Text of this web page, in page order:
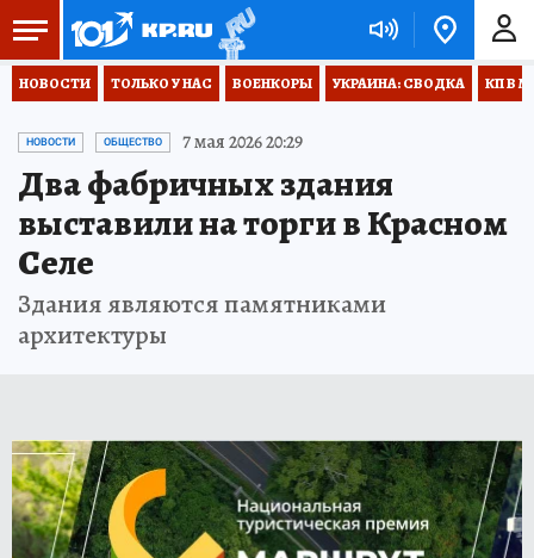
НОВОСТИ ТОЛЬКО У НАС ВОЕНКОРЫ УКРАИНА: СВОДКА КП В
НОВОСТИ ОБЩЕСТВО 7 мая 2026 20:29
Два фабричных здания
выставили на торги в Красном
Селе
Здания являются памятниками
архитектуры